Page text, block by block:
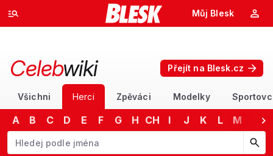
Můj Blesk
Celebwiki Přejít na Blesk.cz
Všichni Herci Zpěváci Modelky
A B C D E F G H CH I J K L M
Začněte psát jméno. Šipkami dolů a nahoru procházejte návrhy,